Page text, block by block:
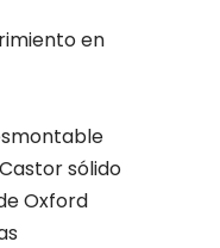
en
sólido
Oxford